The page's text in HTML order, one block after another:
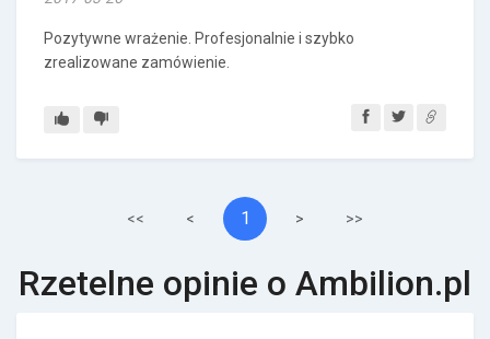
Pozytywne wrażenie. Profesjonalnie i szybko
zrealizowane zamówienie.
<< < 1 > >>
Rzetelne opinie o Ambilion.pl